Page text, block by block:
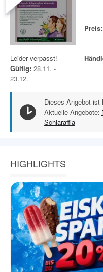
Preis:
Leider verpasst!
Gültig: 28.11. -
23.12.
Dieses Angebot ist
Aktuelle Angebote:
Schlaraffia
HIGHLIGHTS